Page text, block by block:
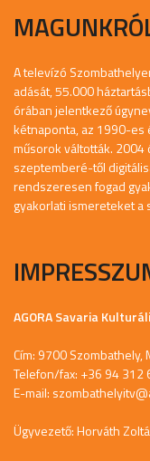
A televízó
adását, 55.000
órában jelentkező
kétnaponta, az 1990-es
műsorok váltották.
szeptemberé-től
rendszeresen fogad
gyakorlati ismereteket a
AGORA Savaria
Cím: 9700 Szombathely,
Telefon/fax: +36 94
E-mail:
Ügyvezető: Horváth